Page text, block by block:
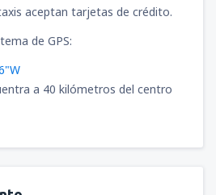
aceptan tarjetas de crédito.
de GPS:
a 40 kilómetros del centro